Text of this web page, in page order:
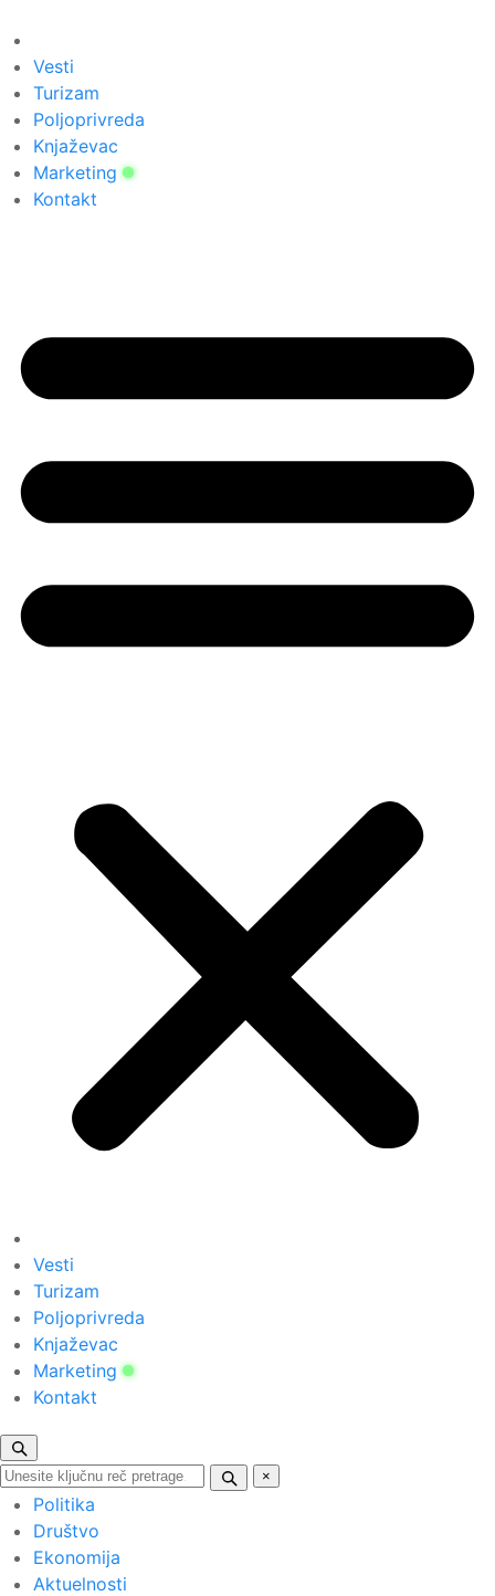
на
садржај
Vesti
Turizam
Poljoprivreda
Knjaževac
Marketing
Kontakt
Vesti
Turizam
Poljoprivreda
Knjaževac
Marketing
Kontakt
×
Politika
Društvo
Ekonomija
Aktuelnosti